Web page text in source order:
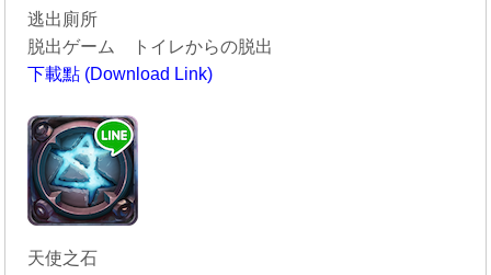
逃出廁所
脱出ゲーム トイレからの脱出
下載點 (Download Link)
天使之石